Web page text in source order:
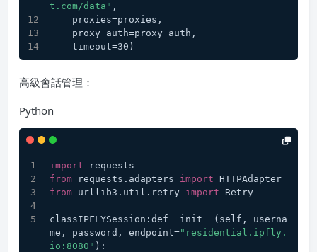
t.com/data" ,
    proxies=proxies,
    proxy_auth=proxy_auth,
    timeout=30)
高級會話管理：
Python
import requests
from requests.adapters import HTTPAdapter
from urllib3.util.retry import Retry
classIPFLYSession:def__init__(self, userna
me, password, endpoint="residential.ipfly.
io:8080" ):